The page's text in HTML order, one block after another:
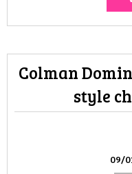
09/
Colman
style